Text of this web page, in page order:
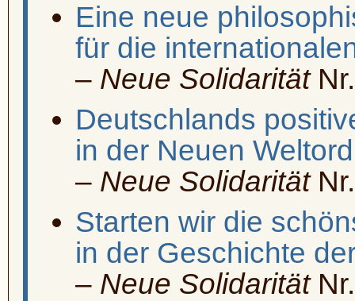
Eine neue
für die
– Neue Solidarität
Deutschlands
in der Neuen
– Neue Solidarität
Starten wir die
in der Geschichte
– Neue Solidarität